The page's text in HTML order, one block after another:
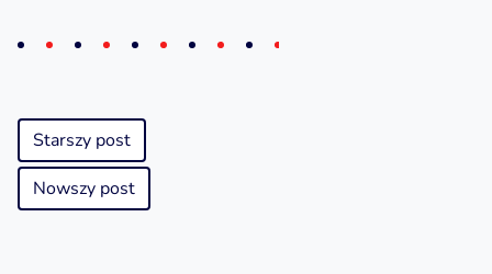
Starszy post
Nowszy post